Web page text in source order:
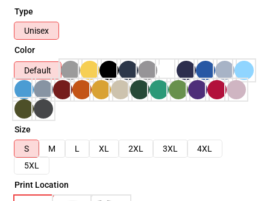
Type
Unisex
Color
Default
Size
S
M L XL 2XL 3XL
4XL
5XL
Print Location